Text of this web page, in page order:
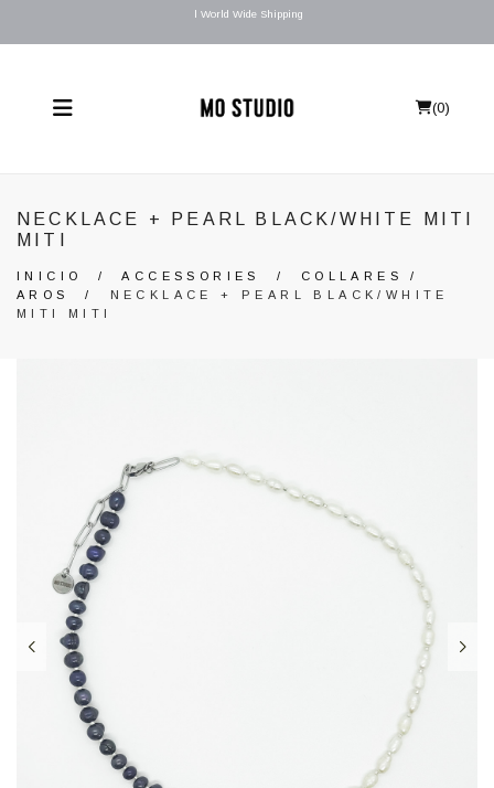
l World Wide Shipping
(0)
NECKLACE + PEARL BLACK/WHITE MITI
MITI
INICIO /ACCESSORIES / COLLARES /
AROS
/
NECKLACE + PEARL BLACK/WHITE
MITI MITI